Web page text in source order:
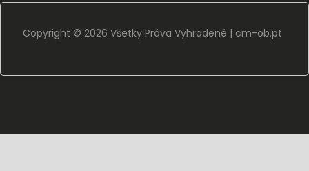
Copyright © 2026 Všetky Práva Vyhradené | cm-ob.pt